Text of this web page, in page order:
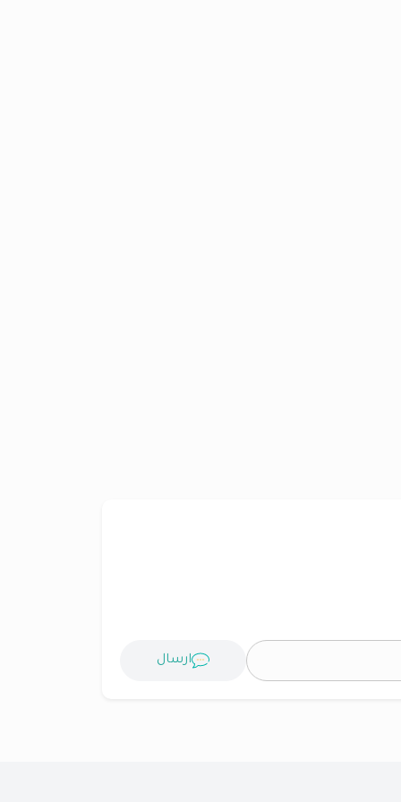
ارسال